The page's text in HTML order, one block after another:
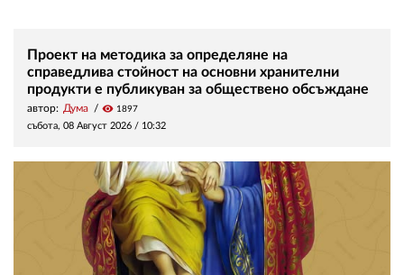
Проект на методика за определяне на
справедлива стойност на основни хранителни
продукти е публикуван за обществено обсъждане
автор: Дума visibility 1897
събота, 08 Август 2026 / 10:32